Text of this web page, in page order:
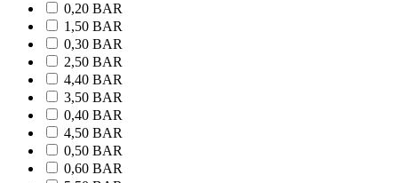
0,20 BAR
1,50 BAR
0,30 BAR
2,50 BAR
4,40 BAR
3,50 BAR
0,40 BAR
4,50 BAR
0,50 BAR
0,60 BAR